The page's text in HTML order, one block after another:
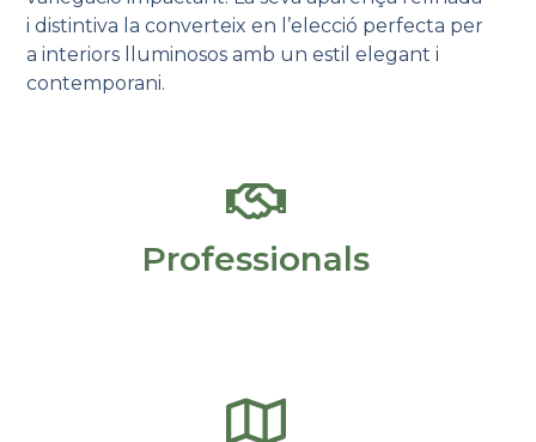
i distintiva la converteix en l’elecció perfecta per
a interiors lluminosos amb un estil elegant i
contemporani.
Professionals